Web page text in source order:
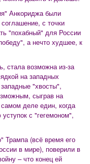
Анкориджа были
с точки
"похабный" для России
а нечто худшее, к
стала возможна из-за
на западных
"хвосты",
сыграв на
деле един, когда
с "гегемоном",
Трампа (всё время его
в мире), поверили в
– что конец ей